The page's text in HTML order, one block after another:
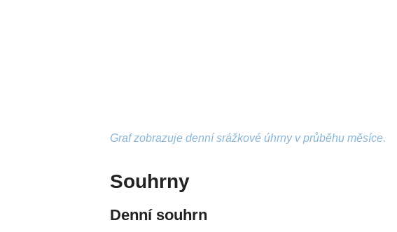
Graf zobrazuje denní srážkové úhrny v průběhu měsíce.
Souhrny
Denní souhrn